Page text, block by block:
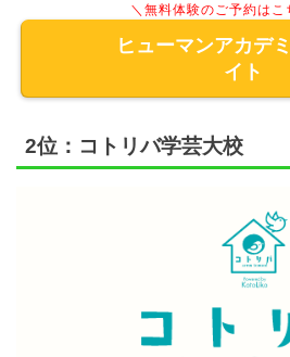
＼無料体験のご予約はこ
ヒューマンアカデ
イト
2位：コトリバ学芸大校